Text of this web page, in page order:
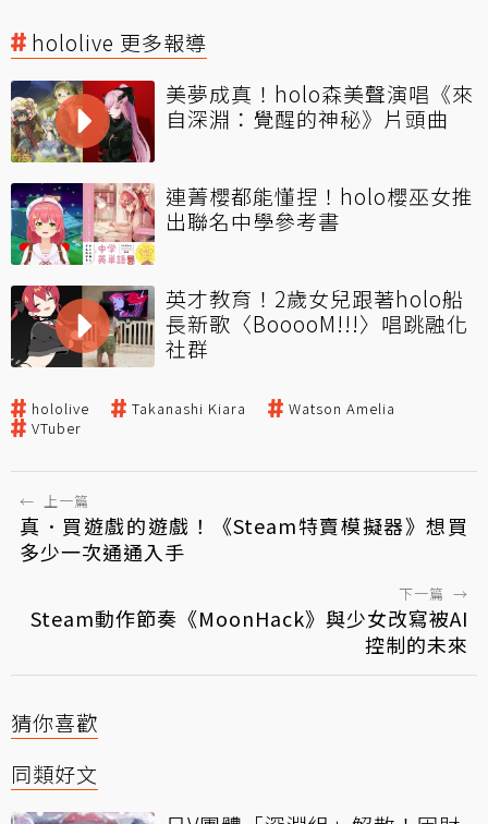
hololive 更多報導
美夢成真！holo森美聲演唱《來
自深淵：覺醒的神秘》片頭曲
連菁櫻都能懂捏！holo櫻巫女推
出聯名中學參考書
英才教育！2歲女兒跟著holo船
長新歌〈BooooM!!!〉唱跳融化
社群
hololive Takanashi Kiara
Watson Amelia
VTuber
← 上一篇
真．買遊戲的遊戲！《Steam特賣模擬器》想買
多少一次通通入手
下一篇 →
Steam動作節奏《MoonHack》與少女改寫被AI
控制的未來
猜你喜歡
同類好文